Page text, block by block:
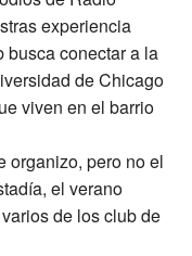
experiencia
busca conectar a la
de Chicago
viven en el barrio
organizo, pero no el
el verano
de los club de